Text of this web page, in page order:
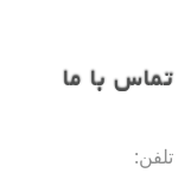
تماس با ما
تلفن: